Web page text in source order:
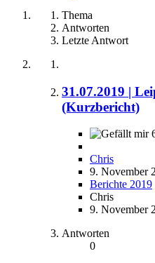
Thema
Antworten
Letzte Antwort
31.07.2019 |
(Kurzbericht)
Chris
9. November
Berichte 2019
Chris
9. November
Antworten
0